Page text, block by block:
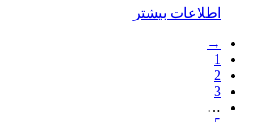
اطلاعات بیشتر
→
1
2
3
…